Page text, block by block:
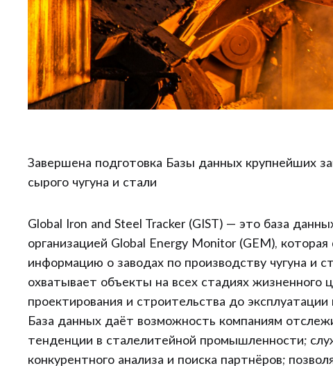
Завершена подготовка Базы данных крупнейших
сырого чугуна и стали
Global Iron and Steel Tracker (GIST) — это база
организацией Global Energy Monitor (GEM),
информацию о заводах по производству чугуна и
охватывает объекты на всех стадиях жизненного
проектирования и строительства до
База данных даёт возможность компаниям
тенденции в сталелитейной промышленности;
конкурентного анализа и поиска партнёров;